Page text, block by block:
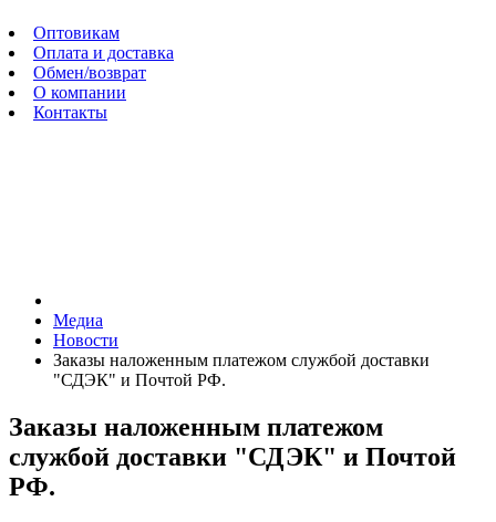
Оптовикам
Оплата и доставка
Обмен/возврат
О компании
Контакты
Медиа
Новости
Заказы наложенным платежом службой доставки
"СДЭК" и Почтой РФ.
Заказы наложенным платежом
службой доставки "СДЭК" и Почтой
РФ.